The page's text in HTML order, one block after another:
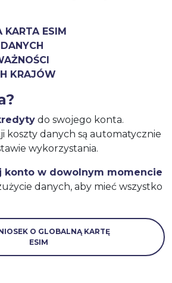
KARTA ESIM
KRAJÓW
do swojego konta.
koszty danych są automatycznie
wykorzystania.
konto w dowolnym momencie
danych, aby mieć wszystko
O GLOBALNĄ KARTĘ
ESIM